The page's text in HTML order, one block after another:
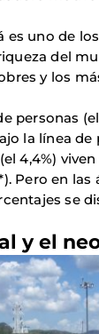
es uno de
del
y los
personas
la línea de
4,4%)
Pero en las
se
y el